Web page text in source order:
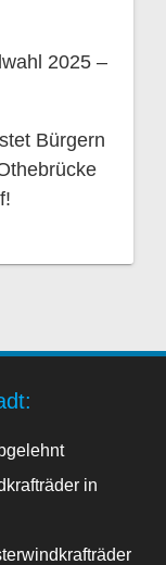
2025 –
Bürgern
in